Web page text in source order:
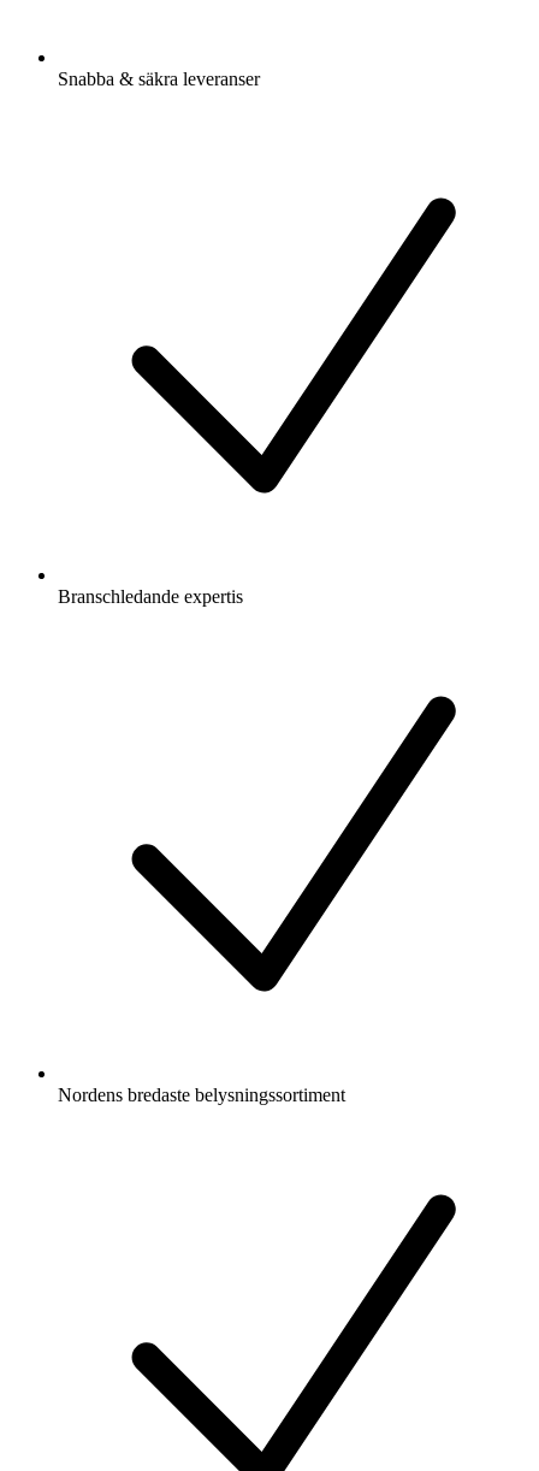
Snabba & säkra leveranser
Branschledande expertis
Nordens bredaste belysningssortiment